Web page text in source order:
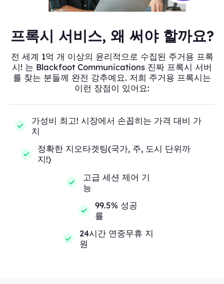
프록시 서비스, 왜 써야 할까요?
전 세계 1억 개 이상의 윤리적으로 수집된 주거용 프록
시! 는 Blackfoot Communications 진짜 프록시 서버
를 찾는 분들께 완전 강추예요. 저희 주거용 프록시는
이런 장점이 있어요:
가성비 최고! 시장에서 손꼽히는 가격 대비 가
치
정확한 지오타겟팅(국가, 주, 도시 단위까
지!)
고급 세션 제어 기
능
99.5% 성공
률
24시간 연중무휴 지
원